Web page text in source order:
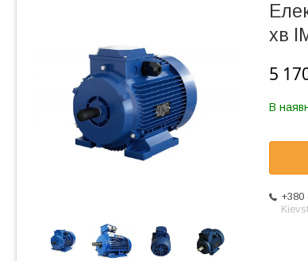
хв
5
В
+380